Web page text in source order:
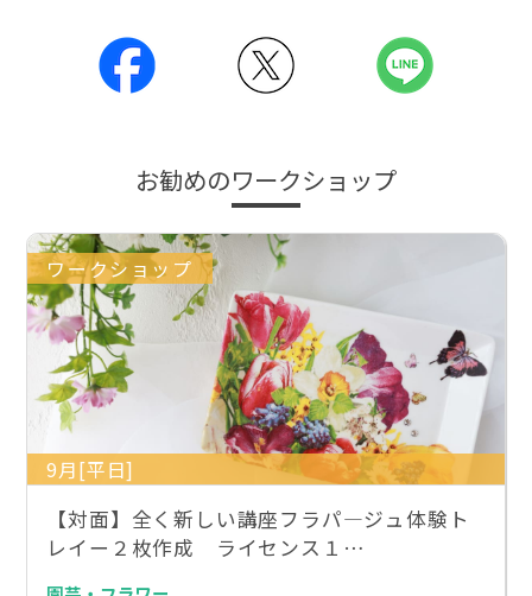
お勧めのワークショップ
ワークショップ
9月[平日]
【対面】全く新しい講座フラパ―ジュ体験ト
レイー２枚作成 ライセンス１…